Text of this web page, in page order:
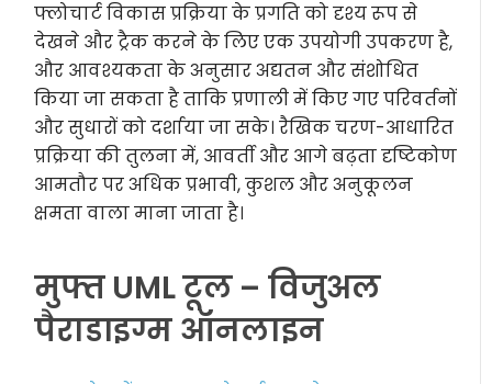
फ्लोचार्ट विकास प्रक्रिया के प्रगति को दृश्य रूप से
देखने और ट्रैक करने के लिए एक उपयोगी उपकरण है,
और आवश्यकता के अनुसार अद्यतन और संशोधित
किया जा सकता है ताकि प्रणाली में किए गए परिवर्तनों
और सुधारों को दर्शाया जा सके। रैखिक चरण-आधारित
प्रक्रिया की तुलना में, आवर्ती और आगे बढ़ता दृष्टिकोण
आमतौर पर अधिक प्रभावी, कुशल और अनुकूलन
क्षमता वाला माना जाता है।
मुफ्त UML टूल – विजुअल
पैराडाइग्म ऑनलाइन